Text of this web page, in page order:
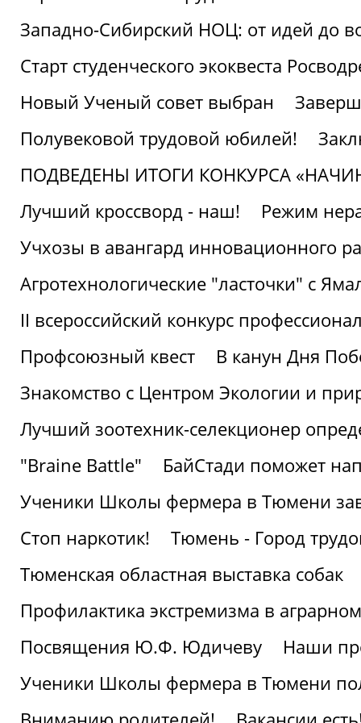
Западно-Сибирский НОЦ: от идей до
Старт студенческого экоквеста
Новый Ученый совет выбран
Полувековой трудовой юбилей!
ПОДВЕДЕНЫ ИТОГИ КОНКУРСА
Лучший кроссворд - наш!
Режим
Учхозы в авангард инновационного
Агротехнологические "ласточки" с
II всероссийский конкурс
Профсоюзный квест
В канун Дня
Знакомство с Центром Экологии и
Лучший зоотехник-селекционер
"Braine Battle"
БайСтади поможет
Ученики Школы фермера в Тюмени
Стоп наркотик!
Тюмень - Город
Тюменская областная выставка собак
Профилактика экстремизма в аграрном
Посвящения Ю.Ф. Юдичеву
Наши
Ученики Школы фермера в Тюмени